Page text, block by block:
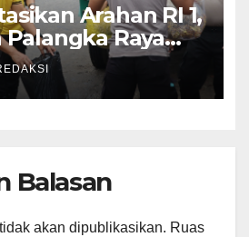
Arahan RI 1,
Raya
Kalteng
Besar
Balasan
akan dipublikasikan. Ruas